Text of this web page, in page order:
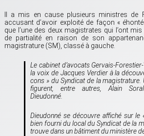
Il a mis en cause plusieurs ministres de
accusant d’avoir exploité de façon «
que l’une des deux magistrates qui l’ont
de partialité en raison de son
magistrature (SM), classé à gauche.
Le cabinet d’avocats Gervais-
la voix de Jacques Verdier à la
cons » du Syndicat de la magistrature.
figurent, entre autres, Alain
Dieudonné.
Dieudonné se découvre affiché sur le
bien fourni du local du Syndicat de la
trouve dans un bâtiment du ministère